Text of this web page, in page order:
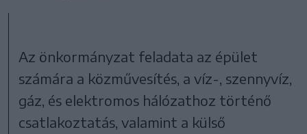
Az önkormányzat feladata az épület
számára a közművesítés, a víz-, szennyvíz,
gáz, és elektromos hálózathoz történő
csatlakoztatás, valamint a külső